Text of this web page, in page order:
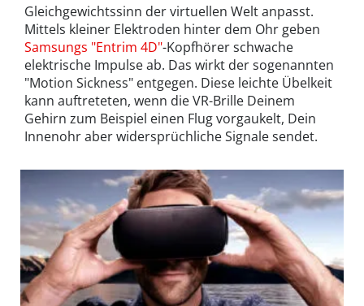
Gleichgewichtssinn der virtuellen Welt anpasst.
Mittels kleiner Elektroden hinter dem Ohr geben
Samsungs "Entrim 4D"-Kopfhörer schwache
elektrische Impulse ab. Das wirkt der sogenannten
"Motion Sickness" entgegen. Diese leichte Übelkeit
kann auftreteten, wenn die VR-Brille Deinem
Gehirn zum Beispiel einen Flug vorgaukelt, Dein
Innenohr aber widersprüchliche Signale sendet.